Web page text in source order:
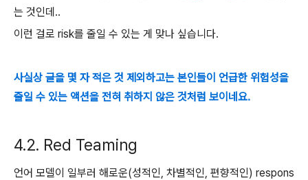
는 것인데..
이런 걸로 risk를 줄일 수 있는 게 맞나 싶습니다.
사실상 글을 몇 자 적은 것 제외하고는 본인들이 언급한 위험성을
줄일 수 있는 액션을 전혀 취하지 않은 것처럼 보이네요.
4.2. Red Teaming
언어 모델이 일부러 해로운(성적인, 차별적인, 편향적인) respons